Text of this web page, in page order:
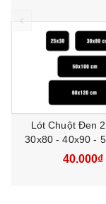
Anh chị em có
kích thước yêu
Lót Chuột Đen
30x80 - 40x90 -
60x120 cm
40.000₫